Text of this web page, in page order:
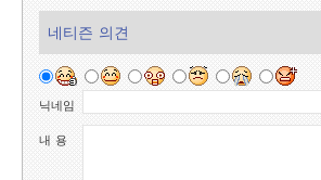
네티즌 의견
닉네임
내 용